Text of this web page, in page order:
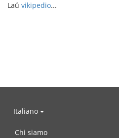
Laŭ vikipedio...
Italiano
Chi siamo